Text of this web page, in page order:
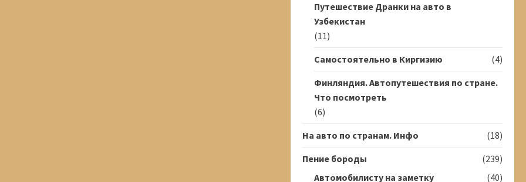
Путешествие Дранки на авто в
Узбекистан
(11)
Самостоятельно в Киргизию
(4)
Финляндия. Автопутешествия по стране.
Что посмотреть
(6)
На авто по странам. Инфо
(18)
Пение бороды
(239)
Автомобилисту на заметку
(40)